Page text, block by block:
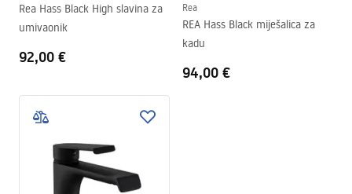
Rea Hass Black High slavina za
umivaonik
92,00 €
Rea
REA Hass Black miješalica za
kadu
94,00 €